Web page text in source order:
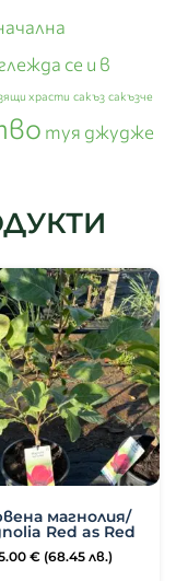
се и в
храсти сакъз сакъзче
туя джудже
магнолия/
Red as Red
€ (68.45 лв.)